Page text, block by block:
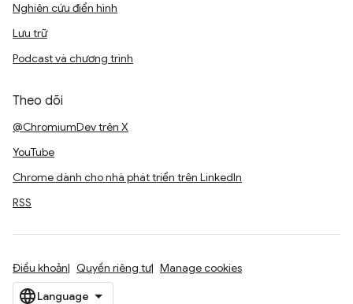
Nghiên cứu điển hình
Lưu trữ
Podcast và chương trình
Theo dõi
@ChromiumDev trên X
YouTube
Chrome dành cho nhà phát triển trên LinkedIn
RSS
Điều khoản Quyền riêng tư Manage cookies